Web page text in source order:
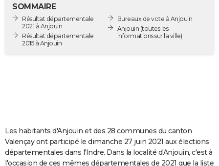
Destinations
City break
Voyage nature
Voyage de noces
Forum
Climat
GUIDES D'ACHAT
COPAINS D'AVANT
S'inscrire
Se connecter
Lycées
Collèges
Primaires
Universités
Entreprises
Service militaire
Avis de recherche
AVIS DE DÉCÈS
SOMMAIRE
Résultat départementale
2021 à Anjouin
Résultat départementale
2015 à Anjouin
Bureaux de vote à Anjouin
Anjouin (toutes les
informations sur la ville)
Les habitants d'Anjouin et des 28 communes du canton
Valençay ont participé le dimanche 27 juin 2021 aux élections
départementales dans l'Indre. Dans la localité d'Anjouin, c'est à
l'occasion de ces mêmes départementales de 2021 que la liste